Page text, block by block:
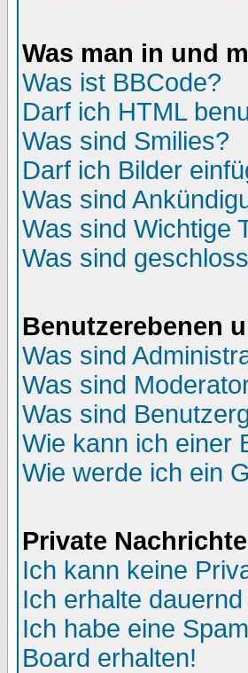
Was man in und
Was ist BBCode?
Darf ich HTML
Was sind Smilies?
Darf ich Bilder
Was sind
Was sind Wichtige
Was sind
Benutzerebenen
Was sind
Was sind
Was sind
Wie kann ich einer
Wie werde ich ein
Private
Ich kann keine
Ich erhalte
Ich habe eine
Board erhalten!